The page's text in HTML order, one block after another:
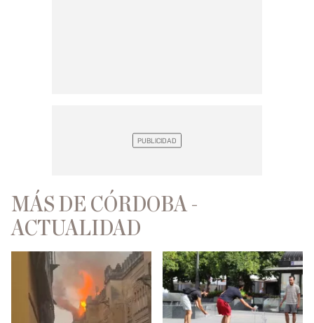
MÁS DE CÓRDOBA -
ACTUALIDAD